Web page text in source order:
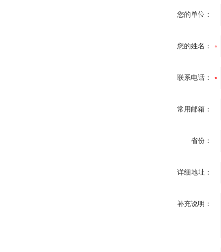
您的单位：
您的姓名：
联系电话：
常用邮箱：
省份：
详细地址：
补充说明：